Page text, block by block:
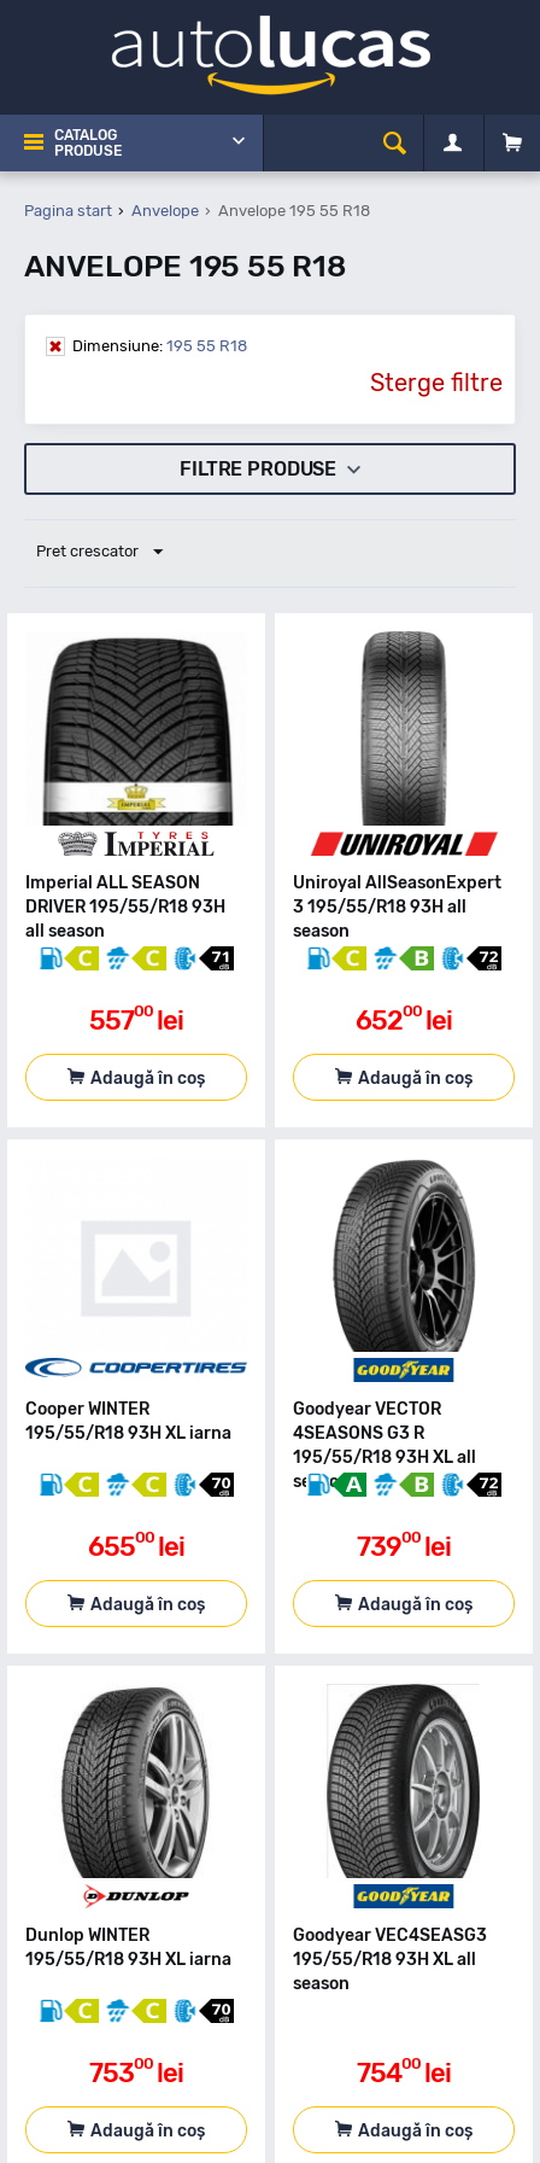
CATALOG
PRODUSE
Pagina start Anvelope Anvelope 195 55 R18
ANVELOPE 195 55 R18
Dimensiune: 195 55 R18
Sterge filtre
FILTRE PRODUSE
Pret crescator
Imperial ALL SEASON
DRIVER 195/55/R18 93H
all season
55700 lei
Adaugă în coș
Uniroyal AllSeasonExpert
3 195/55/R18 93H all
season
65200 lei
Adaugă în coș
Cooper WINTER
195/55/R18 93H XL iarna
65500 lei
Adaugă în coș
Goodyear VECTOR
4SEASONS G3 R
195/55/R18 93H XL all
season
73900 lei
Adaugă în coș
Dunlop WINTER
195/55/R18 93H XL iarna
75300 lei
Adaugă în coș
Goodyear VEC4SEASG3
195/55/R18 93H XL all
season
75400 lei
Adaugă în coș